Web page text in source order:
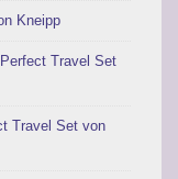
Kneipp
Travel Set
Travel Set von